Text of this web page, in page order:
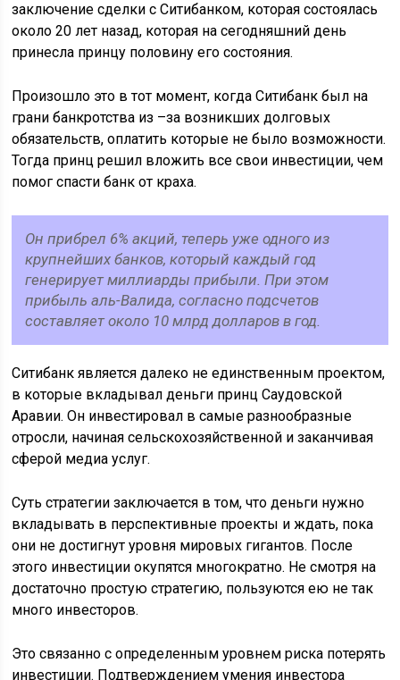
заключение сделки с Ситибанком, которая состоялась
около 20 лет назад, которая на сегодняшний день
принесла принцу половину его состояния.
Произошло это в тот момент, когда Ситибанк был на
грани банкротства из –за возникших долговых
обязательств, оплатить которые не было возможности.
Тогда принц решил вложить все свои инвестиции, чем
помог спасти банк от краха.
Он прибрел 6% акций, теперь уже одного из
крупнейших банков, который каждый год
генерирует миллиарды прибыли. При этом
прибыль аль-Валида, согласно подсчетов
составляет около 10 млрд долларов в год.
Ситибанк является далеко не единственным проектом,
в которые вкладывал деньги принц Саудовской
Аравии. Он инвестировал в самые разнообразные
отросли, начиная сельскохозяйственной и заканчивая
сферой медиа услуг.
Суть стратегии заключается в том, что деньги нужно
вкладывать в перспективные проекты и ждать, пока
они не достигнут уровня мировых гигантов. После
этого инвестиции окупятся многократно. Не смотря на
достаточно простую стратегию, пользуются ею не так
много инвесторов.
Это связанно с определенным уровнем риска потерять
инвестиции. Подтверждением умения инвестора